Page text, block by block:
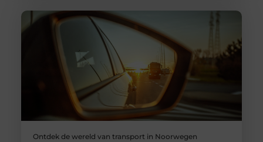
Ontdek de wereld van transport in Noorwegen